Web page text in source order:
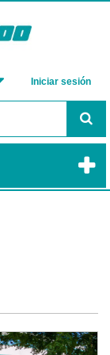
Iniciar sesión